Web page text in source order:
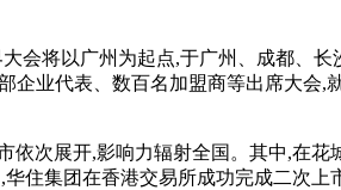
将以广州为起点,于广州、成都、长
业代表、数百名加盟商等出席大会,
次展开,影响力辐射全国。其中,在花
住集团在香港交易所成功完成二次上